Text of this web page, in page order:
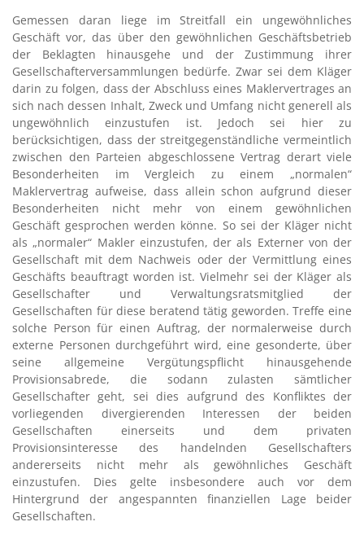
Gemessen daran liege im Streitfall ein ungewöhnliches
Geschäft vor, das über den gewöhnlichen Geschäftsbetrieb
der Beklagten hinausgehe und der Zustimmung ihrer
Gesellschafterversammlungen bedürfe. Zwar sei dem Kläger
darin zu folgen, dass der Abschluss eines Maklervertrages an
sich nach dessen Inhalt, Zweck und Umfang nicht generell als
ungewöhnlich einzustufen ist. Jedoch sei hier zu
berücksichtigen, dass der streitgegenständliche vermeintlich
zwischen den Parteien abgeschlossene Vertrag derart viele
Besonderheiten im Vergleich zu einem „normalen“
Maklervertrag aufweise, dass allein schon aufgrund dieser
Besonderheiten nicht mehr von einem gewöhnlichen
Geschäft gesprochen werden könne. So sei der Kläger nicht
als „normaler“ Makler einzustufen, der als Externer von der
Gesellschaft mit dem Nachweis oder der Vermittlung eines
Geschäfts beauftragt worden ist. Vielmehr sei der Kläger als
Gesellschafter und Verwaltungsratsmitglied der
Gesellschaften für diese beratend tätig geworden. Treffe eine
solche Person für einen Auftrag, der normalerweise durch
externe Personen durchgeführt wird, eine gesonderte, über
seine allgemeine Vergütungspflicht hinausgehende
Provisionsabrede, die sodann zulasten sämtlicher
Gesellschafter geht, sei dies aufgrund des Konfliktes der
vorliegenden divergierenden Interessen der beiden
Gesellschaften einerseits und dem privaten
Provisionsinteresse des handelnden Gesellschafters
andererseits nicht mehr als gewöhnliches Geschäft
einzustufen. Dies gelte insbesondere auch vor dem
Hintergrund der angespannten finanziellen Lage beider
Gesellschaften.